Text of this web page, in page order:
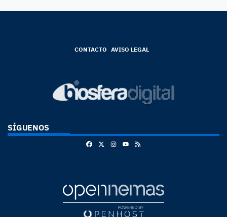
CONTACTO AVISO LEGAL
SÍGUENOS
FacebookInstagram